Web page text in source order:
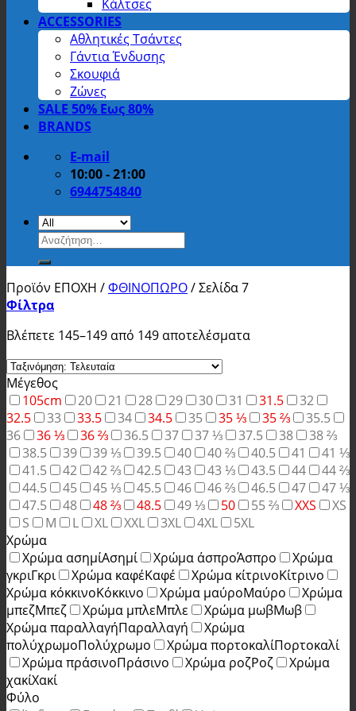
Κάλτσες
ACCESSORIES
Αθλητικές Τσάντες
Γάντια Ένδυσης
Σκουφιά
Ζώνες
SALE 50% Εως 80%
BRANDS
E-mail
10:00 - 21:00
6944754840
Αναζήτηση
για:
Προϊόν ΕΠΟΧΗ /ΦΘΙΝΟΠΩΡΟ/Σελίδα 7
Φίλτρα
Βλέπετε 145–149 από 149 αποτελέσματα
Μέγεθος
105cm
20 21 28 29 30 31 31.5
32
32.5
33 33.5 34 34.5 35 35 ⅓ 35 ⅔
35.5
36
36 ⅓ 36 ⅔ 36.5 37 37 ⅓ 37.5 38
38 ⅔
38.5
39 39 ⅓ 39.5 40 40 ⅔ 40.5 41
41 ⅓
41.5
42 42 ⅔ 42.5 43 43 ⅓ 43.5 44
44 ⅔
44.5
45 45 ⅓ 45.5 46 46 ⅔ 46.5 47
47 ⅓
47.5
48 48 ⅔ 48.5 49 ⅓ 50 55 ⅔ XXS
XS
S
M L XL XXL 3XL 4XL
5XL
Χρώμα
Χρώμα ασημίΑσημί Χρώμα άσπροΆσπρο
Χρώμα
γκριΓκρι Χρώμα καφέΚαφέ Χρώμα κίτρινοΚίτρινο
Χρώμα κόκκινοΚόκκινο Χρώμα μαύροΜαύρο
Χρώμα
μπεζΜπεζ Χρώμα μπλεΜπλε Χρώμα μωβΜωβ
Χρώμα παραλλαγήΠαραλλαγή
Χρώμα
πολύχρωμοΠολύχρωμο Χρώμα πορτοκαλίΠορτοκαλί
Χρώμα πράσινοΠράσινο Χρώμα ροζΡοζ
Χρώμα
χακίΧακί
Φύλο